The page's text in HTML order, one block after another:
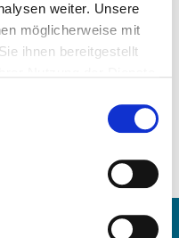
weiter. Unsere
möglicherweise mit
ihnen bereitgestellt
ARTIKEL ANFRAGEN